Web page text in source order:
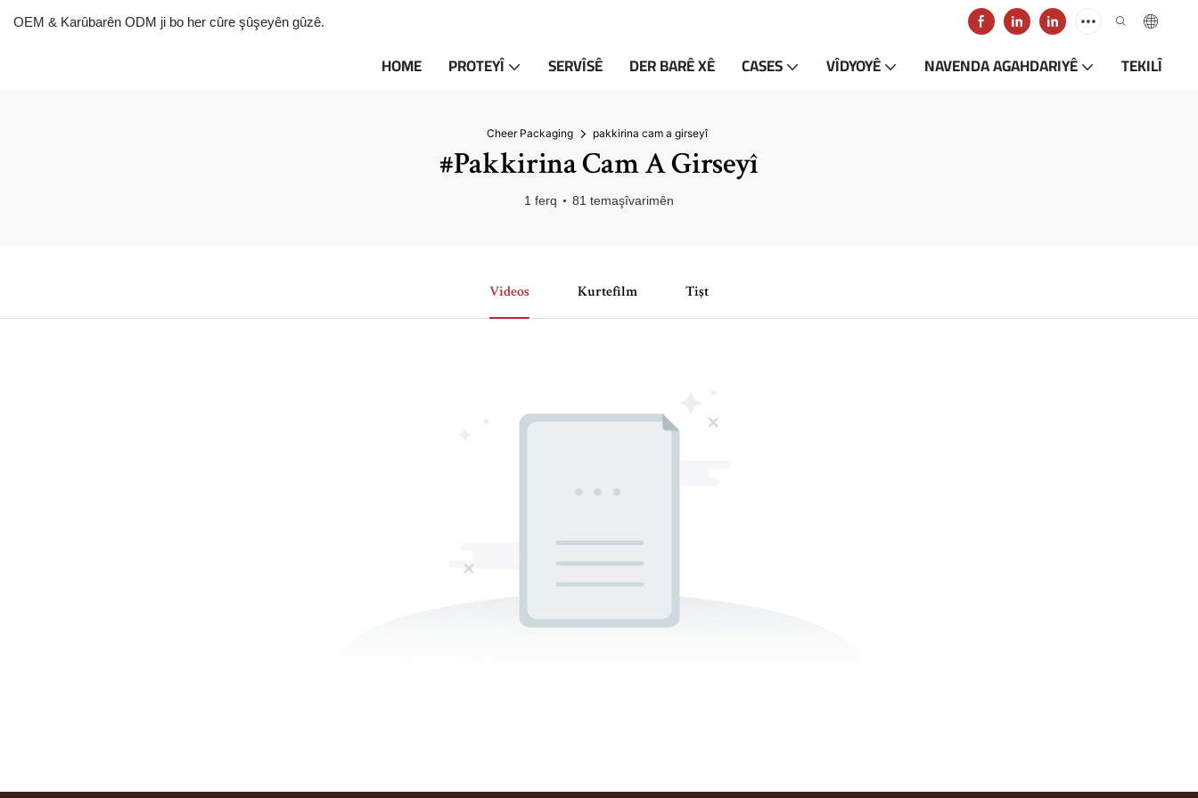
OEM & Karûbarên ODM ji bo her cûre şûşeyên gûzê.
HOME PROTEYÎ SERVÎSÊ DER BARÊ XÊ CASES VÎDYOYÊ NAVENDA AGAHDARIYÊ TEKILÎ
Cheer Packaging pakkirina cam a girseyî
#pakkirina Cam A Girseyî
1 ferq 81 temaşîvarimên
Videos Kurtefîlm Tişt